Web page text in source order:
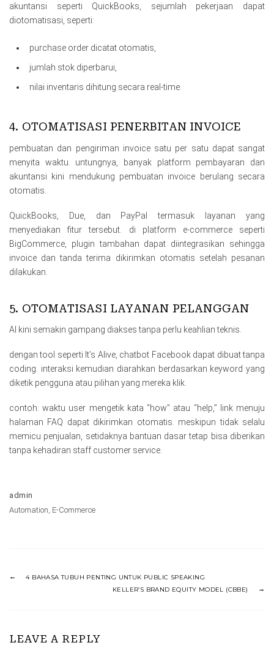
akuntansi seperti QuickBooks, sejumlah pekerjaan dapat
diotomatisasi, seperti:
purchase order dicatat otomatis,
jumlah stok diperbarui,
nilai inventaris dihitung secara real-time.
4. OTOMATISASI PENERBITAN INVOICE
pembuatan dan pengiriman invoice satu per satu dapat sangat
menyita waktu. untungnya, banyak platform pembayaran dan
akuntansi kini mendukung pembuatan invoice berulang secara
otomatis.
QuickBooks, Due, dan PayPal termasuk layanan yang
menyediakan fitur tersebut. di platform e-commerce seperti
BigCommerce, plugin tambahan dapat diintegrasikan sehingga
invoice dan tanda terima dikirimkan otomatis setelah pesanan
dilakukan.
5. OTOMATISASI LAYANAN PELANGGAN
AI kini semakin gampang diakses tanpa perlu keahlian teknis.
dengan tool seperti It’s Alive, chatbot Facebook dapat dibuat tanpa
coding. interaksi kemudian diarahkan berdasarkan keyword yang
diketik pengguna atau pilihan yang mereka klik.
contoh: waktu user mengetik kata “how” atau “help,” link menuju
halaman FAQ dapat dikirimkan otomatis. meskipun tidak selalu
memicu penjualan, setidaknya bantuan dasar tetap bisa diberikan
tanpa kehadiran staff customer service.
admin
Automation, E-Commerce
4 BAHASA TUBUH PENTING UNTUK PUBLIC SPEAKING
KELLER’S BRAND EQUITY MODEL (CBBE)
LEAVE A REPLY